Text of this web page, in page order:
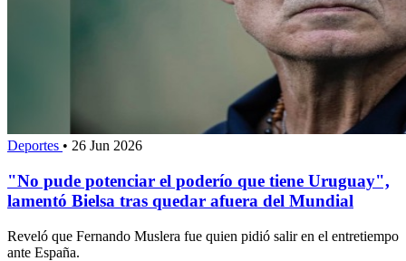
Deportes • 26 Jun 2026
"No pude potenciar el poderío que tiene Uruguay",
lamentó Bielsa tras quedar afuera del Mundial
Reveló que Fernando Muslera fue quien pidió salir en el entretiempo
ante España.